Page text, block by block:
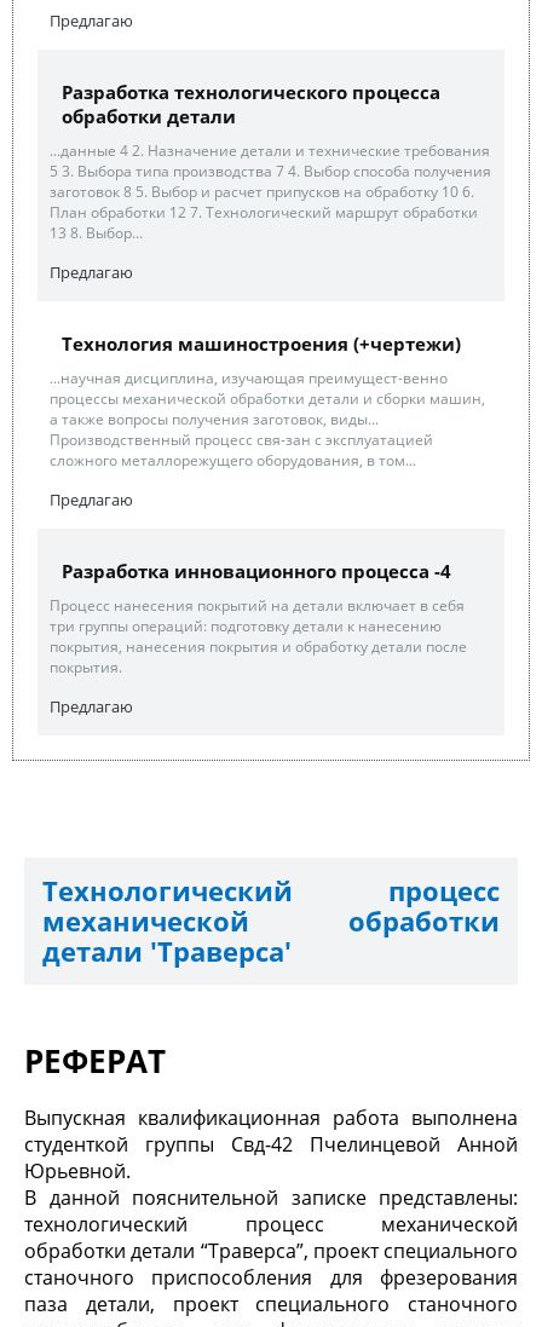
Предлагаю
Разработка технологического процесса
обработки детали
...данные 4 2. Назначение детали и технические требования
5 3. Выбора типа производства 7 4. Выбор способа получения
заготовок 8 5. Выбор и расчет припусков на обработку 10 6.
План обработки 12 7. Технологический маршрут обработки
13 8. Выбор...
Предлагаю
Технология машиностроения (+чертежи)
...научная дисциплина, изучающая преимущест-венно
процессы механической обработки детали и сборки машин,
а также вопросы получения заготовок, виды...
Производственный процесс свя-зан с эксплуатацией
сложного металлорежущего оборудования, в том...
Предлагаю
Разработка инновационного процесса -4
Процесс нанесения покрытий на детали включает в себя
три группы операций: подготовку детали к нанесению
покрытия, нанесения покрытия и обработку детали после
покрытия.
Предлагаю
Технологический процесс
механической обработки
детали 'Траверса'
РЕФЕРАТ
Выпускная квалификационная работа выполнена
студенткой группы Свд-42 Пчелинцевой Анной
Юрьевной.
В данной пояснительной записке представлены:
технологический процесс механической
обработки детали “Траверса”, проект специального
станочного приспособления для фрезерования
паза детали, проект специального станочного